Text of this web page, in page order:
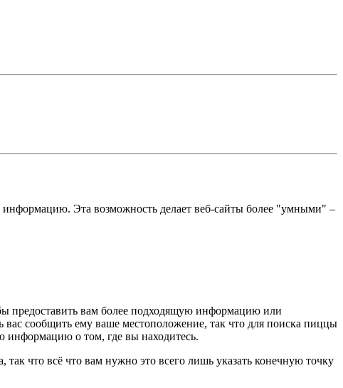
информацию. Эта возможность делает веб-сайты более "умными" –
предоставить вам более подходящую информацию или
сообщить ему ваше местоположение, так что для поиска пиццы
информацию о том, где вы находитесь.
что всё что вам нужно это всего лишь указать конечную точку